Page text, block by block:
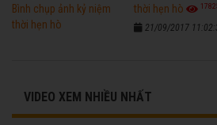
thời hẹn hò
21/09/2017
VIDEO XEM NHIỀU NHẤT